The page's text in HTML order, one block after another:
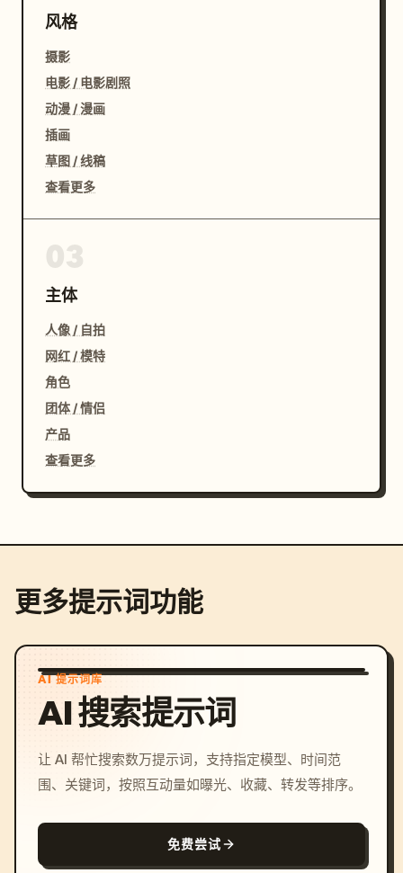
风格
摄影
电影 / 电影剧照
动漫 / 漫画
插画
草图 / 线稿
查看更多
主体
人像 / 自拍
网红 / 模特
角色
团体 / 情侣
产品
查看更多
更多提示词功能
AI 提示词库
AI 搜索提示词
让 AI 帮忙搜索数万提示词，支持指定模型、时间范
围、关键词，按照互动量如曝光、收藏、转发等排序。
免费尝试